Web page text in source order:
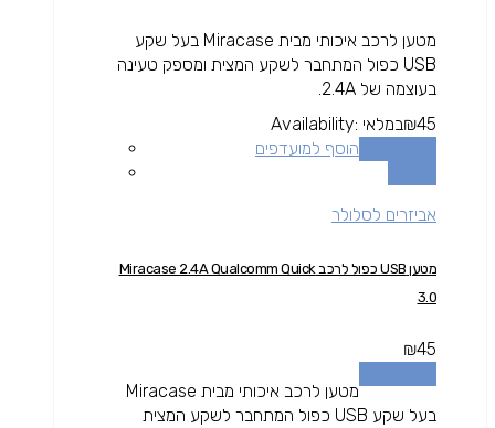
מטען לרכב איכותי מבית Miracase בעל שקע
USB כפול המתחבר לשקע המצית ומספק טעינה
בעוצמה של 2.4A.
₪45
Availability: במלאי
הוסף למועדפים
אביזרים לסלולר
מטען USB כפול לרכב Miracase 2.4A Qualcomm Quick
3.0
₪45
מטען לרכב איכותי מבית Miracase
בעל שקע USB כפול המתחבר לשקע המצית